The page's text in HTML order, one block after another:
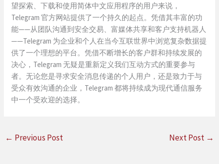
望探索、下载和使用简体中文应用程序的用户来说，
Telegram 官方网站提供了一个持久的起点。凭借其丰富的功
能——从团队沟通到安全交易、富媒体共享和客户支持机器人
——Telegram 为企业和个人在当今互联世界中浏览复杂数据提
供了一个理想的平台。凭借不断增长的客户群和持续发展的
决心，Telegram 无疑是重新定义我们互动方式的重要参与
者。无论您是寻求安全消息传递的个人用户，还是致力于与
受众有效沟通的企业，Telegram 都将持续成为现代通信服务
中一个受欢迎的选择。
← Previous Post Next Post →